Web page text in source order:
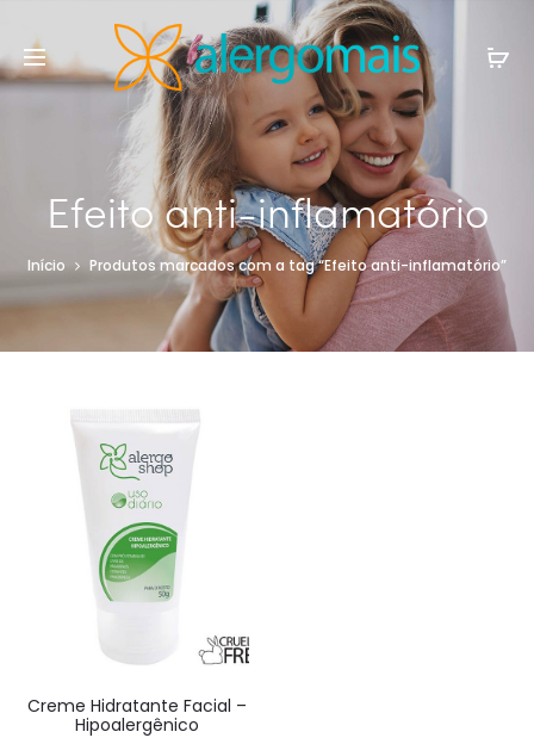
Efeito anti-inflamatório
Início Produtos marcados com a tag “Efeito anti-inflamatório”
Creme Hidratante Facial –
Hipoalergênico